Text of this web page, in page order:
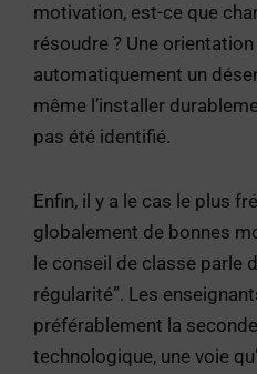
motivation, est-ce que
résoudre ? Une
automatiquement un
même l’installer
pas été identifié.
Enfin, il y a le cas le plus
globalement de bonnes
le conseil de classe parle
régularité”. Les
préférablement la
technologique, une voie